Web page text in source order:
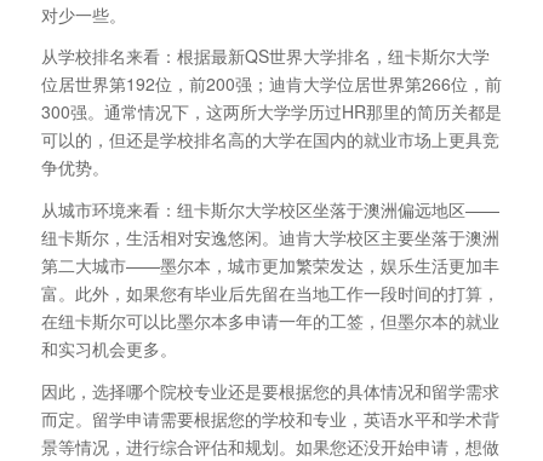
对少一些。
从学校排名来看：根据最新QS世界大学排名，纽卡斯尔大学
位居世界第192位，前200强；迪肯大学位居世界第266位，前
300强。通常情况下，这两所大学学历过HR那里的简历关都是
可以的，但还是学校排名高的大学在国内的就业市场上更具竞
争优势。
从城市环境来看：纽卡斯尔大学校区坐落于澳洲偏远地区——
纽卡斯尔，生活相对安逸悠闲。迪肯大学校区主要坐落于澳洲
第二大城市——墨尔本，城市更加繁荣发达，娱乐生活更加丰
富。此外，如果您有毕业后先留在当地工作一段时间的打算，
在纽卡斯尔可以比墨尔本多申请一年的工签，但墨尔本的就业
和实习机会更多。
因此，选择哪个院校专业还是要根据您的具体情况和留学需求
而定。留学申请需要根据您的学校和专业，英语水平和学术背
景等情况，进行综合评估和规划。如果您还没开始申请，想做